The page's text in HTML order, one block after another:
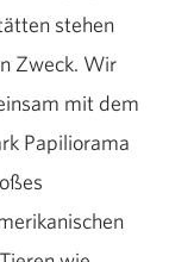
stehen
Zweck. Wir
mit dem
Papiliorama